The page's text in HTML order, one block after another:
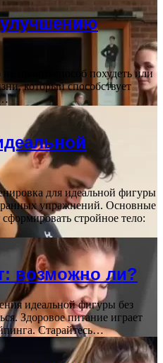
просто способ похудеть или
который способствует
для идеальной фигуры
упражнений. Основные
стройное тело:
возможно ли?
идеальной фигуры без
Здоровое питание играет
Старайтесь…